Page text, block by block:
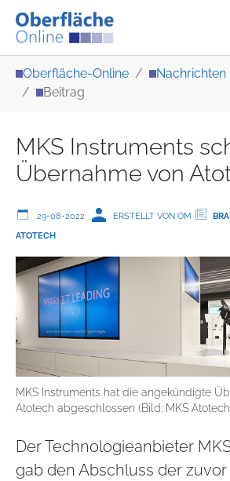
Oberfläche-Online Nachrichten
Beitrag
MKS Instruments
Übernahme von
29-08-2022 ERSTELLT VON OM
ATOTECH
MKS Instruments hat die angekündigte
Atotech abgeschlossen (Bild: MKS
Der Technologieanbieter
gab den Abschluss der zuvor